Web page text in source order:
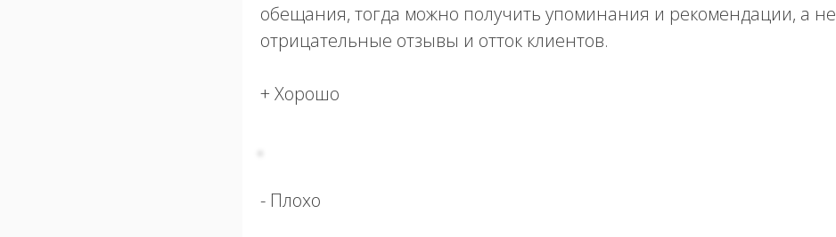
обещания, тогда можно получить упоминания и рекомендации, а не
отрицательные отзывы и отток клиентов.
+ Хорошо
- Плохо